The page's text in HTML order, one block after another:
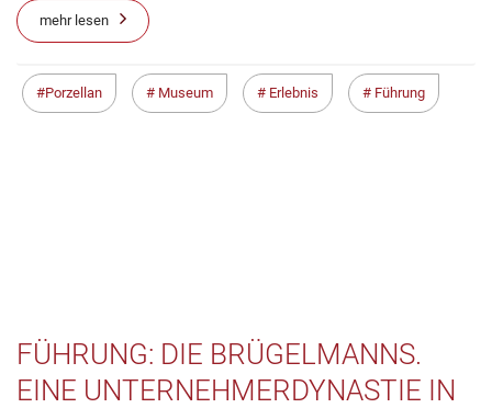
mehr lesen
Porzellan Museum Erlebnis Führung
FÜHRUNG: DIE BRÜGELMANNS.
EINE UNTERNEHMERDYNASTIE IN